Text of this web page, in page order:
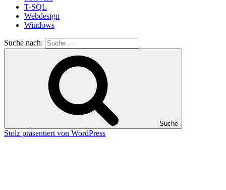
T-SQL
Webdesign
Windows
Suche nach:
Suche
Stolz präsentiert von WordPress